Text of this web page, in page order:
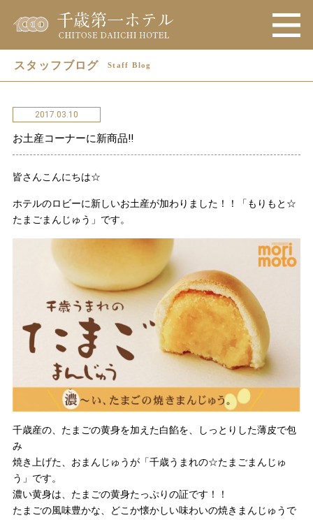
スタッフブログ Staff Blog
2017.03.10
お土産コーナーに新商品!!
皆さんこんにちは☆
ホテルのロビーに新しいお土産が加わりました！！「もりもと☆
たまごまんじゅう」です。
千歳産の、たまごの黄身を加えた白餡を、しっとりした薄皮で包
み
焼き上げた、おまんじゅうが「千歳うまれの☆たまごまんじゅ
う」です。
濃い黄身は、たまごの黄身たっぷりの証です！！
たまごの風味豊かな、どこか懐かしい味わいの焼きまんじゅうで